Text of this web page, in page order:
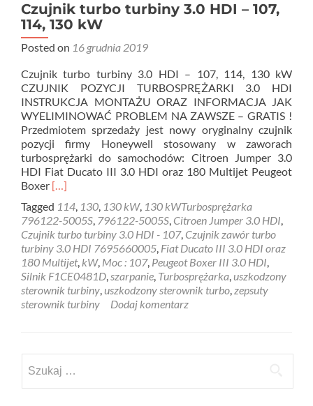
Czujnik turbo turbiny 3.0 HDI – 107,
114, 130 kW
Posted on 16 grudnia 2019
Czujnik turbo turbiny 3.0 HDI – 107, 114, 130 kW
CZUJNIK POZYCJI TURBOSPRĘŻARKI 3.0 HDI
INSTRUKCJA MONTAŻU ORAZ INFORMACJA JAK
WYELIMINOWAĆ PROBLEM NA ZAWSZE – GRATIS !
Przedmiotem sprzedaży jest nowy oryginalny czujnik
pozycji firmy Honeywell stosowany w zaworach
turbosprężarki do samochodów: Citroen Jumper 3.0
HDI Fiat Ducato III 3.0 HDI oraz 180 Multijet Peugeot
Boxer Read
about
Czujnik
turbo
turbiny
3.0
HDI
–
107,
kW
[…]
Tagged 114, 130, 130 kW, 130 kWTurbosprężarka
796122-5005S, 796122-5005S, Citroen Jumper 3.0 HDI,
Czujnik turbo turbiny 3.0 HDI - 107, Czujnik zawór turbo
turbiny 3.0 HDI 7695660005, Fiat Ducato III 3.0 HDI oraz
180 Multijet, kW, Moc : 107, Peugeot Boxer III 3.0 HDI,
Silnik F1CE0481D,szarpanie, Turbosprężarka,uszkodzony
sterownik turbiny,uszkodzony sterownik turbo,zepsuty
sterownik turbiny
Dodaj komentarz